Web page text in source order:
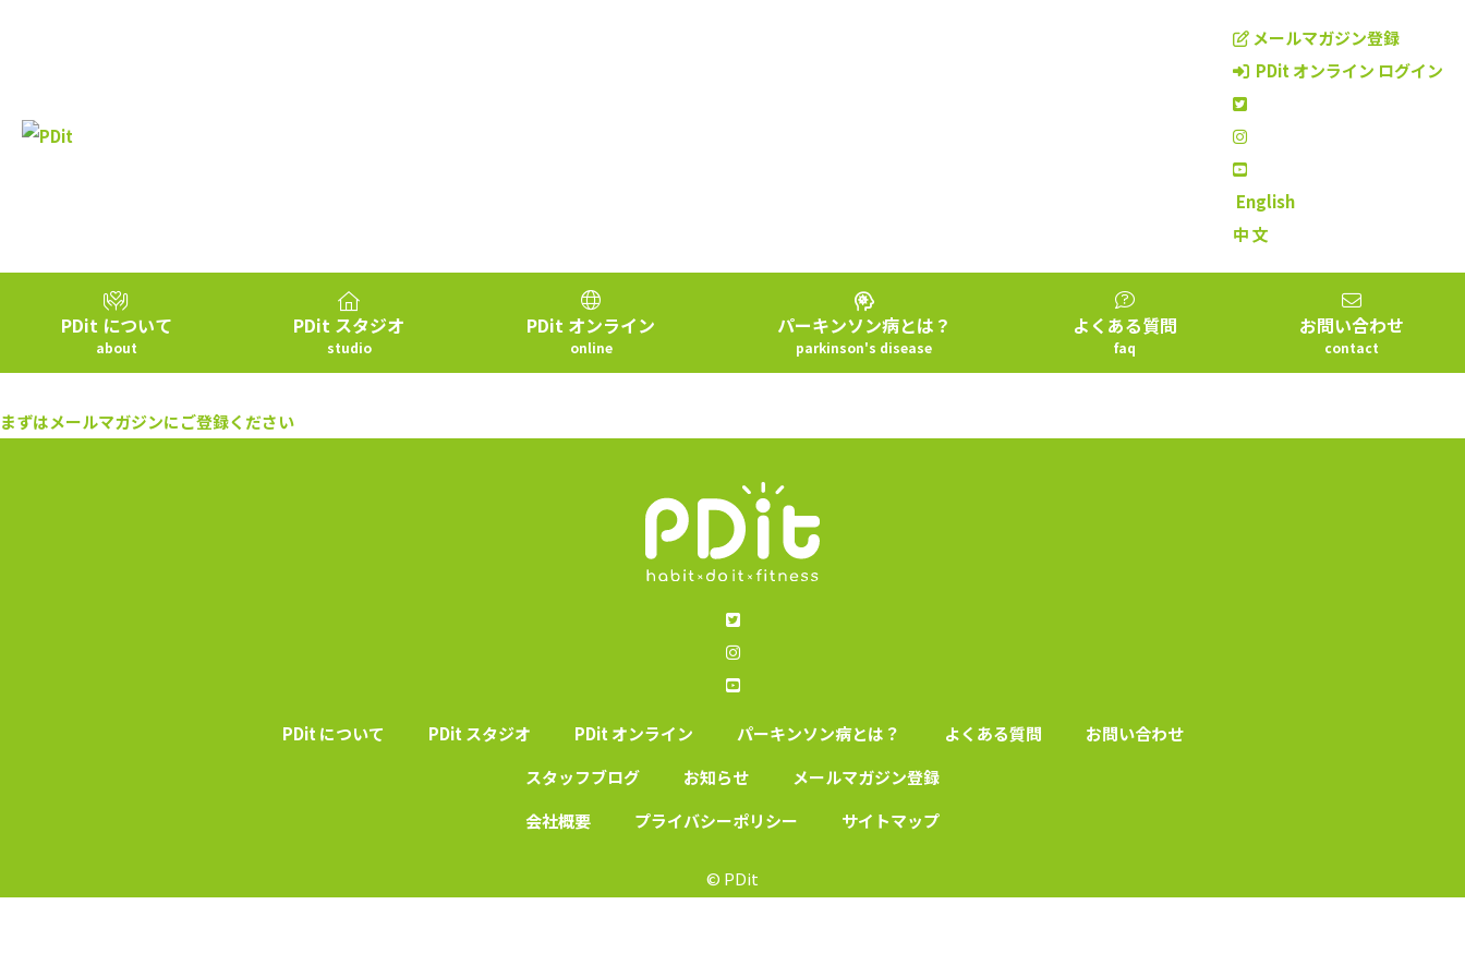
メールマガジン登録
PDit オンライン ログイン
English
中 文
PDit について
about
PDit スタジオ
studio
PDit オンライン
online
パーキンソン病とは？
parkinson's disease
よくある質問
faq
お問い合わせ
contact
まずはメールマガジンにご登録ください
PDit について PDit スタジオ PDit オンライン パーキンソン病とは？ よくある質問
お問い合わせ
スタッフブログ
お知らせ
メールマガジン登録
会社概要
プライバシーポリシー サイトマップ
© PDit